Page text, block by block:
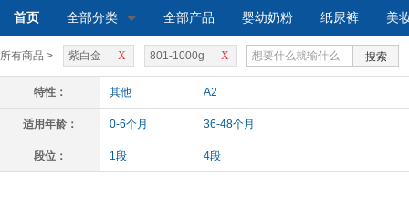
首页 全部分类 全部产品 婴幼奶粉 纸尿裤 美
所有商品 > X
紫白金 X
801-1000g 搜索
特性： 其他 A2
适用年龄： 0-6个月 36-48个月
段位： 1段 4段